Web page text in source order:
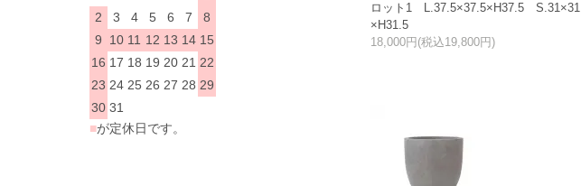
ロット1 L.37.5×37.5×H37.5 S.31×31
×H31.5
18,000円(税込19,800円)
2
3 4 5 6 7
8
9
10 11 12 13 14 15
16 17 18 19 20 21 22
23 24 25 26 27 28 29
30 31
■が定休日です。